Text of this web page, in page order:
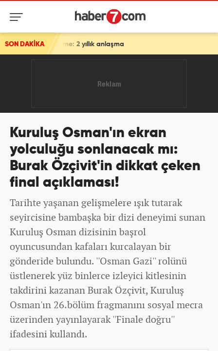
SON DAKİKA
2 yıllık anlaşma
Kuruluş Osman'ın ekran
yolculuğu sonlanacak mı:
Burak Özçivit'in dikkat çeken
final açıklaması!
Tarihte yaşanan gelişmelere ışık tutarak
seyircisine bambaşka bir dizi deneyimi sunan
Kuruluş Osman dizisinin başrol
oyuncusundan kafaları kurcalayan bir
gönderide bulundu. ''Osman Gazi'' rolünü
üstlenerek yüz binlerce izleyici kitlesinin
takdirini kazanan Burak Özçivit, Kuruluş
Osman'ın 26.bölüm fragmanını sosyal mecra
üzerinden yayınlayarak ''Finale doğru''
ifadesini kullandı.